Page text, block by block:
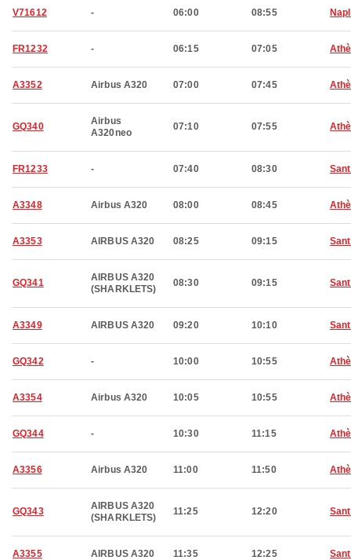
V71612 - 06:00 08:55
FR1232 - 06:15 07:05
A3352 Airbus A320 07:00 07:45
GQ340
Airbus
A320neo
07:10 07:55
FR1233 - 07:40 08:30
A3348 Airbus A320 08:00 08:45
A3353 AIRBUS A320 08:25 09:15
GQ341
AIRBUS A320
(SHARKLETS)
08:30 09:15
A3349 AIRBUS A320 09:20 10:10
GQ342 - 10:00 10:55
A3354 Airbus A320 10:05 10:55
GQ344 - 10:30 11:15
A3356 Airbus A320 11:00 11:50
GQ343
AIRBUS A320
(SHARKLETS)
11:25 12:20
A3355 AIRBUS A320 11:35 12:25